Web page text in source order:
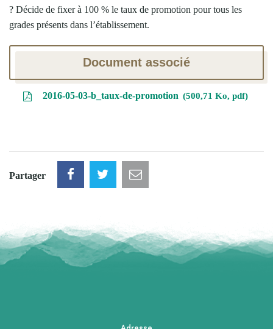
? Décide de fixer à 100 % le taux de promotion pour tous les
grades présents dans l’établissement.
Document associé
2016-05-03-b_taux-de-promotion 500,71 Ko, pdf
Partager